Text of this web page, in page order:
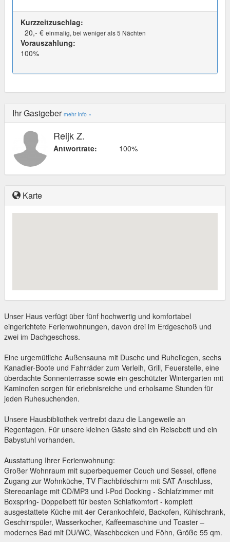
Kurzzeitzuschlag:
20,- € einmalig, bei weniger als 5 Nächten
Vorauszahlung:
100%
Ihr Gastgeber mehr Info »
Reijk Z.
Antwortrate: 100%
Karte
Unser Haus verfügt über fünf hochwertig und komfortabel
eingerichtete Ferienwohnungen, davon drei im Erdgeschoß und
zwei im Dachgeschoss.
Eine urgemütliche Außensauna mit Dusche und Ruheliegen, sechs
Kanadier-Boote und Fahrräder zum Verleih, Grill, Feuerstelle, eine
überdachte Sonnenterrasse sowie ein geschützter Wintergarten mit
Kaminofen sorgen für erlebnisreiche und erholsame Stunden für
jeden Ruhesuchenden.
Unsere Hausbibliothek vertreibt dazu die Langeweile an
Regentagen. Für unsere kleinen Gäste sind ein Reisebett und ein
Babystuhl vorhanden.
Ausstattung Ihrer Ferienwohnung:
Großer Wohnraum mit superbequemer Couch und Sessel, offene
Zugang zur Wohnküche, TV Flachbildschirm mit SAT Anschluss,
Stereoanlage mit CD/MP3 und I-Pod Docking - Schlafzimmer mit
Boxspring- Doppelbett für besten Schlafkomfort - komplett
ausgestattete Küche mit 4er Cerankochfeld, Backofen, Kühlschrank,
Geschirrspüler, Wasserkocher, Kaffeemaschine und Toaster –
modernes Bad mit DU/WC, Waschbecken und Föhn, Größe 55 qm.